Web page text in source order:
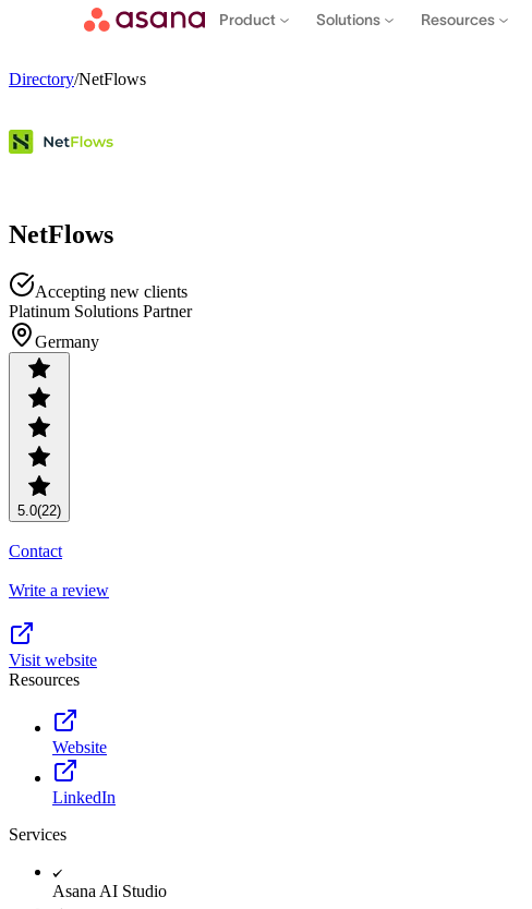
Product Solutions Resources
Directory/NetFlows
NetFlows
Accepting new clients
Platinum Solutions Partner
Germany
5.0(22)
Contact
Write a review
Visit website
Resources
Website
LinkedIn
Services
Asana AI Studio